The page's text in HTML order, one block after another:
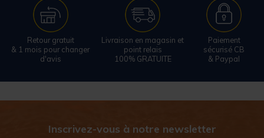
Retour gratuit
& 1 mois pour changer
d'avis
Livraison en magasin et
point relais
100% GRATUITE
Paiement
sécurisé CB
& Paypal
Inscrivez-vous à notre newsletter